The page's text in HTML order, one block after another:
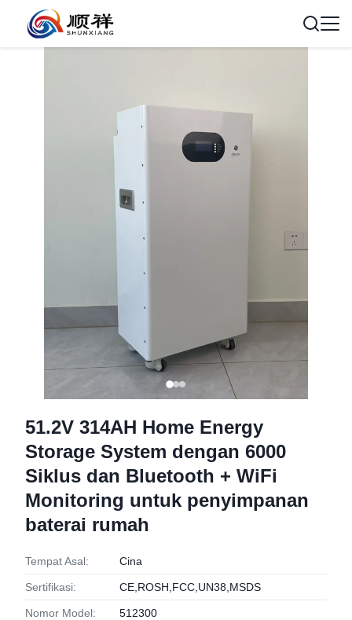
51.2V 314AH Home Energy
Storage System dengan 6000
Siklus dan Bluetooth + WiFi
Monitoring untuk penyimpanan
baterai rumah
Tempat Asal: Cina
Sertifikasi: CE,ROSH,FCC,UN38,MSDS
Nomor Model: 512300